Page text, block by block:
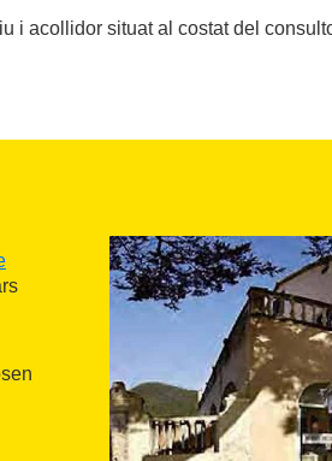
i acollidor situat al costat del